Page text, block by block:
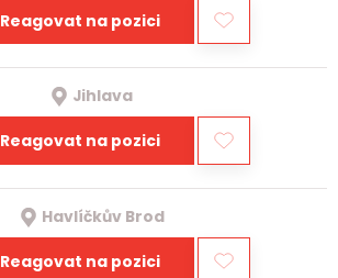
Reagovat na pozici
Jihlava
Reagovat na pozici
Havlíčkův Brod
Reagovat na pozici